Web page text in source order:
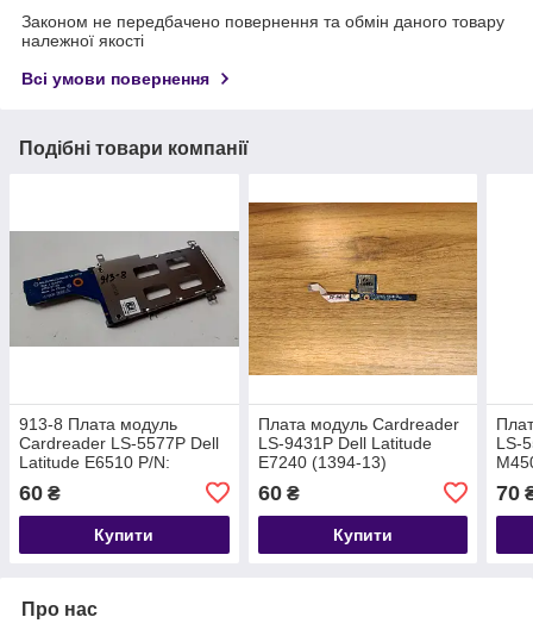
Законом не передбачено повернення та обмін даного товару
належної якості
Всі умови повернення
Подібні товари компанії
913-8 Плата модуль
Cardreader LS-5577P Dell
Latitude E6510 P/N:
60 ₴
Купити
Плата модуль Cardreader
LS-9431P Dell Latitude
E7240 (1394-13)
60₴
Купити
LS-
70
Про нас